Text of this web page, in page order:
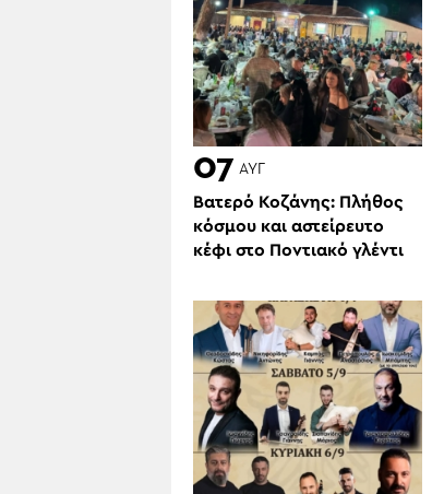
07 ΑΥΓ
Βατερό Κοζάνης: Πλήθος
κόσμου και αστείρευτο
κέφι στο Ποντιακό γλέντι